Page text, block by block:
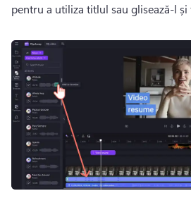
pentru a utiliza titlul sau glisează-l